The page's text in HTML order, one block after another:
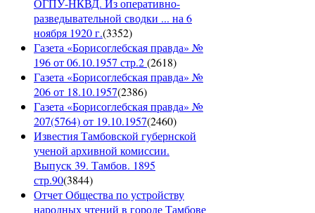
ОГПУ-НКВД. Из оперативно-
разведывательной сводки ... на 6
ноября 1920 г.(3352)
Газета «Борисоглебская правда» №
196 от 06.10.1957 стр.2(2618)
Газета «Борисоглебская правда» №
206 от 18.10.1957(2386)
Газета «Борисоглебская правда» №
207(5764) от 19.10.1957(2460)
Известия Тамбовской губернской
ученой архивной комиссии.
Выпуск 39. Тамбов. 1895
стр.90(3844)
Отчет Общества по устройству
народных чтений в городе Тамбове